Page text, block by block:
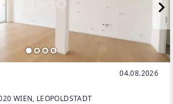
04.08.2026
WIEN, LEOPOLDSTADT